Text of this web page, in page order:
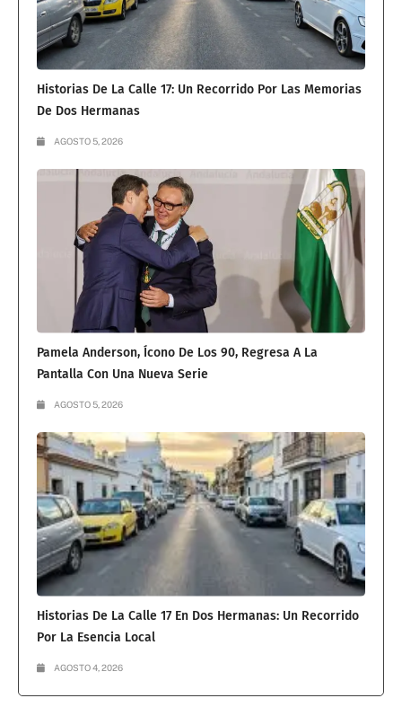
Historias De La Calle 17: Un Recorrido Por Las Memorias
De Dos Hermanas
AGOSTO 5, 2026
Pamela Anderson, Ícono De Los 90, Regresa A La
Pantalla Con Una Nueva Serie
AGOSTO 5, 2026
Historias De La Calle 17 En Dos Hermanas: Un Recorrido
Por La Esencia Local
AGOSTO 4, 2026